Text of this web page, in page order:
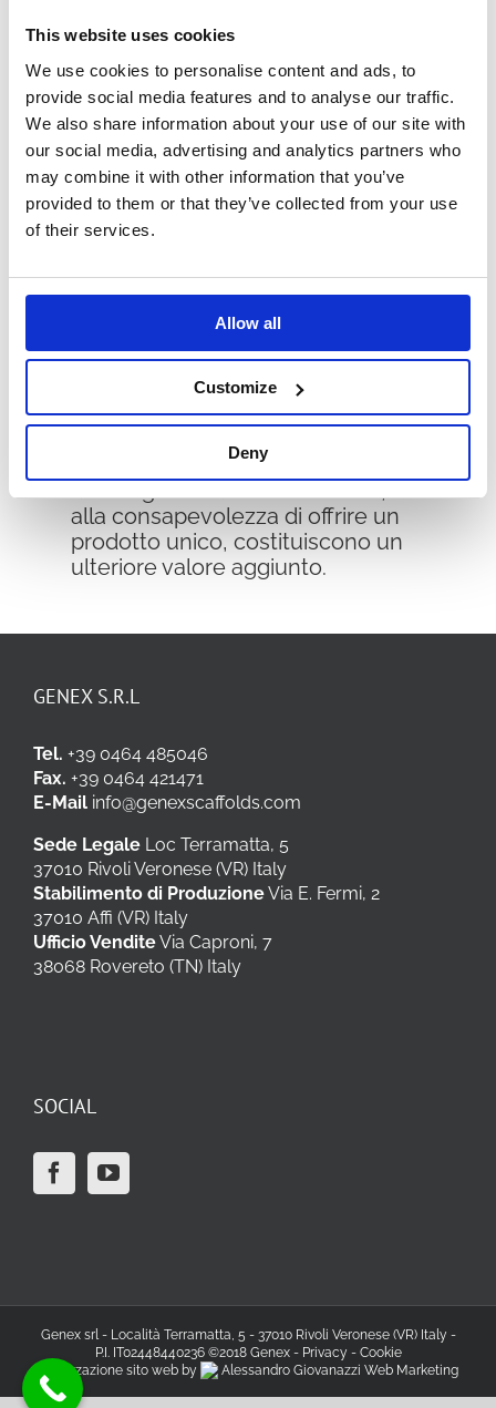
This website uses cookies
We use cookies to personalise content and ads, to
provide social media features and to analyse our traffic.
We also share information about your use of our site with
our social media, advertising and analytics partners who
may combine it with other information that you’ve
provided to them or that they’ve collected from your use
of their services.
Allow all
Customize
Deny
per essere utilizzato in
applicazioni civili ed industriali
La missione perseguita, a livello
aziendale, è quella diconiugare la
prestazionecon larazionalità della
forma , ricercando soluzioni
tecnologiche d’avanguardia che
consentano una piena funzionalità del
Il team di progettazioneè in grado di
assecondare fin nel minimo dettaglio
le esigenze tecniche del cliente nel
di sicurezza.
La sistematicità e la
nella risposta offerta
alle esigenze del committente, unite
alla consapevolezza di offrire un
prodotto unico, costituiscono un
ulteriore valore aggiunto.
GENEX S.R.L
Tel. +39 0464 485046
Fax. +39 0464 421471
E-Mail info@genexscaffolds.com
Sede Legale Loc Terramatta, 5
37010 Rivoli Veronese (VR) Italy
Stabilimento di ProduzioneVia E. Fermi, 2
37010 Affi (VR) Italy
Ufficio VenditeVia Caproni, 7
38068 Rovereto (TN) Italy
SOCIAL
Genex srl - Località Terramatta, 5 - 37010 Rivoli Veronese (VR) Italy -
P.I. IT02448440236 ©2018 Genex - Privacy - Cookie
Realizzazione sito web by
Alessandro Giovanazzi Web Marketing